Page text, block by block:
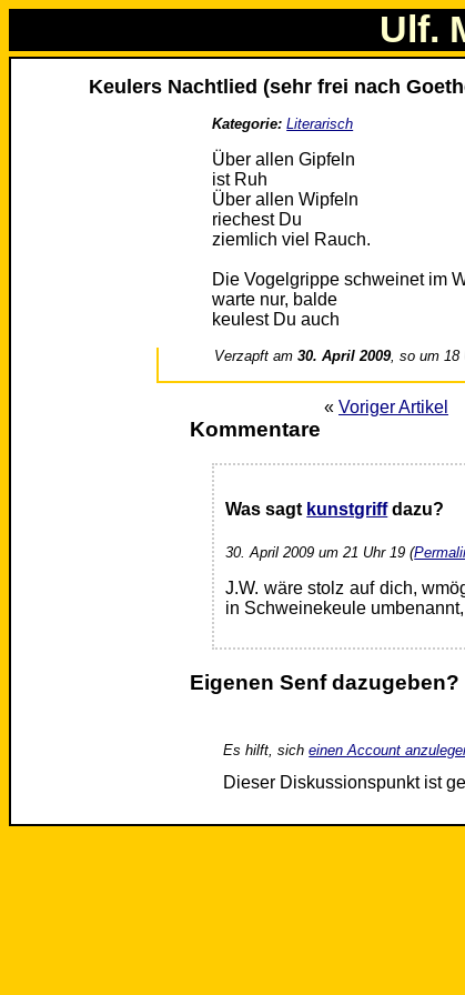
Ulf.
Keulers Nachtlied (sehr frei nach
Kategorie: Literarisch
Über allen Gipfeln
ist Ruh
Über allen Wipfeln
riechest Du
ziemlich viel Rauch.
Die Vogelgrippe schweinet im
warte nur, balde
keulest Du auch
Verzapft am30. April 2009, so um 18
« Voriger Artikel
Kommentare
Was sagt kunstgriffdazu?
30. April 2009 um 21 Uhr 19 (
J.W. wäre stolz auf dich,
in Schweinekeule
Eigenen Senf dazugeben?
Es hilft, sicheinen Account
Dieser Diskussionspunkt ist